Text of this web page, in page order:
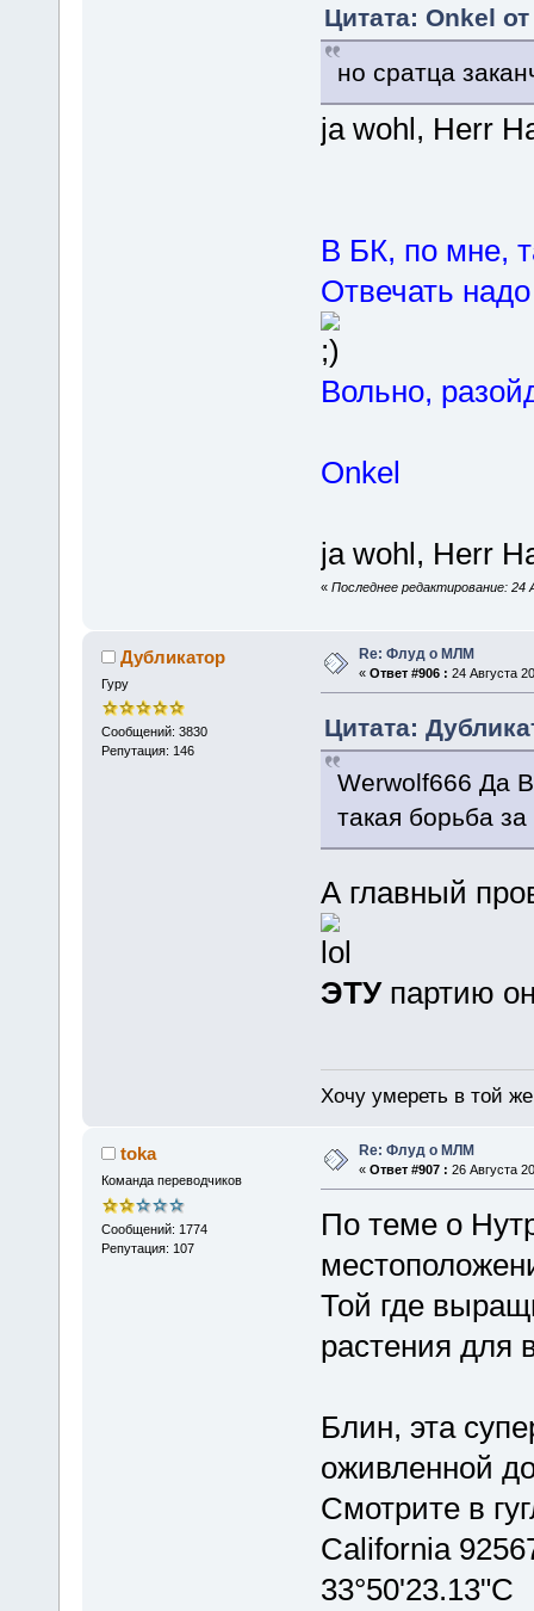
Цитата: Onkel
но сратца
ja wohl, Herr
В БК, по мне,
Отвечать
Вольно,
Onkel
ja wohl, Herr
« Последнее редактирование: 24
Дубликатор
Гуру
Сообщений: 3830
Репутация: 146
Re: Флуд о МЛМ
« Ответ #906 : 24 Августа
Цитата:
Werwolf666 Да
такая борьба
А главный
ЭТУ партию
Хочу умереть в той
toka
Команда переводчиков
Сообщений: 1774
Репутация: 107
Re: Флуд о МЛМ
« Ответ #907 : 26 Августа
По теме о
Той где
растения для
Блин, эта
оживленной
Смотрите в
California